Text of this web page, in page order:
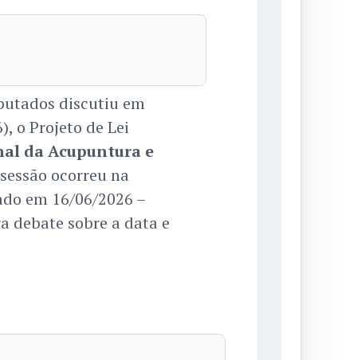
discutiu em
o Projeto de Lei
da Acupuntura e
ocorreu na
em 16/06/2026 –
debate sobre a data e